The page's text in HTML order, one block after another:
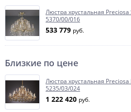
Люстра хрустальная Preciosa
5370/00/016
533 779 руб.
Близкие по цене
Люстра хрустальная
5235/03/024
1 222 420 руб.